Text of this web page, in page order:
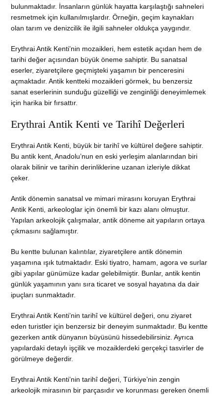
bulunmaktadır. İnsanların günlük hayatta karşılaştığı sahneleri
resmetmek için kullanılmışlardır. Örneğin, geçim kaynakları
olan tarım ve denizcilik ile ilgili sahneler oldukça yaygındır.
Erythrai Antik Kenti’nin mozaikleri, hem estetik açıdan hem de
tarihi değer açısından büyük öneme sahiptir. Bu sanatsal
eserler, ziyaretçilere geçmişteki yaşamın bir penceresini
açmaktadır. Antik kentteki mozaikleri görmek, bu benzersiz
sanat eserlerinin sunduğu güzelliği ve zenginliği deneyimlemek
için harika bir fırsattır.
Erythrai Antik Kenti ve Tarihî Değerleri
Erythrai Antik Kenti, büyük bir tarihî ve kültürel değere sahiptir.
Bu antik kent, Anadolu’nun en eski yerleşim alanlarından biri
olarak bilinir ve tarihin derinliklerine uzanan izleriyle dikkat
çeker.
Antik dönemin sanatsal ve mimari mirasını koruyan Erythrai
Antik Kenti, arkeologlar için önemli bir kazı alanı olmuştur.
Yapılan arkeolojik çalışmalar, antik döneme ait yapıların ortaya
çıkmasını sağlamıştır.
Bu kentte bulunan kalıntılar, ziyaretçilere antik dönemin
yaşamına ışık tutmaktadır. Eski tiyatro, hamam, agora ve surlar
gibi yapılar günümüze kadar gelebilmiştir. Bunlar, antik kentin
günlük yaşamının yanı sıra ticaret ve sosyal hayatına da dair
ipuçları sunmaktadır.
Erythrai Antik Kenti’nin tarihî ve kültürel değeri, onu ziyaret
eden turistler için benzersiz bir deneyim sunmaktadır. Bu kentte
gezerken antik dünyanın büyüsünü hissedebilirsiniz. Ayrıca
yapılardaki detaylı işçilik ve mozaiklerdeki gerçekçi tasvirler de
görülmeye değerdir.
Erythrai Antik Kenti’nin tarihî değeri, Türkiye’nin zengin
arkeolojik mirasının bir parçasıdır ve korunması gereken önemli